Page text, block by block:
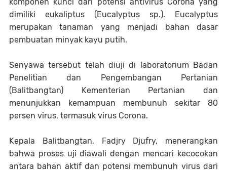
dimiliki eukaliptus (Eucalyptus sp.). Eucalyptus
merupakan tanaman yang menjadi bahan dasar
pembuatan minyak kayu putih.
Senyawa tersebut telah diuji di laboratorium Badan
Penelitian dan Pengembangan Pertanian
(Balitbangtan) Kementerian Pertanian dan
menunjukkan kemampuan membunuh sekitar 80
persen virus, termasuk virus Corona.
Kepala Balitbangtan, Fadjry Djufry, menerangkan
bahwa proses uji diawali dengan mencari kecocokan
antara bahan aktif dan potensi membunuh virus dari